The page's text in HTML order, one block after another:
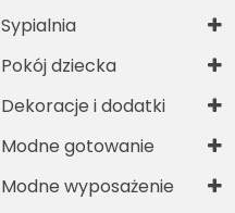
Sypialnia
Pokój dziecka
Dekoracje i dodatki
Modne gotowanie
Modne wyposażenie